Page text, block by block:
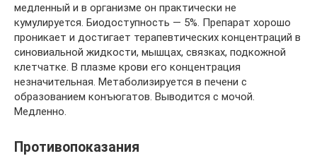
медленный и в организме он практически не
кумулируется. Биодоступность — 5%. Препарат хорошо
проникает и достигает терапевтических концентраций в
синовиальной жидкости, мышцах, связках, подкожной
клетчатке. В плазме крови его концентрация
незначительная. Метаболизируется в печени с
образованием конъюгатов. Выводится с мочой.
Медленно.
Противопоказания